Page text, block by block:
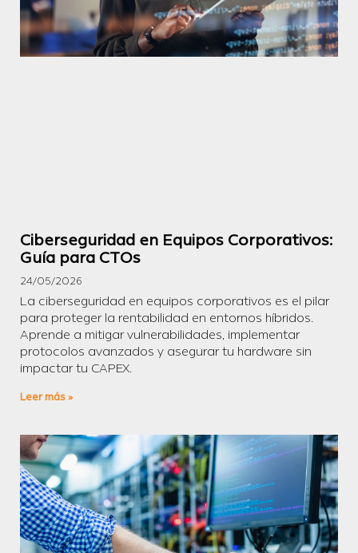
Ciberseguridad en Equipos Corporativos:
Guía para CTOs
24/05/2026
La ciberseguridad en equipos corporativos es el pilar
para proteger la rentabilidad en entornos híbridos.
Aprende a mitigar vulnerabilidades, implementar
protocolos avanzados y asegurar tu hardware sin
impactar tu CAPEX.
Leer más »